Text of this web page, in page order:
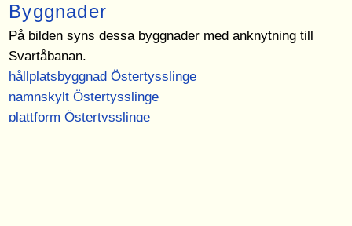
Byggnader
På bilden syns dessa byggnader med anknytning till
Svartåbanan.
hållplatsbyggnad Östertysslinge
namnskylt Östertysslinge
plattform Östertysslinge